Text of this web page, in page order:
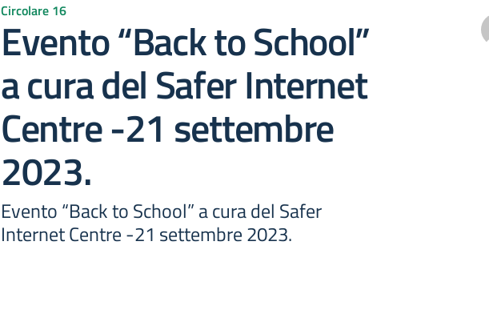
Circolare 16
Evento “Back to School”
a cura del Safer Internet
Centre -21 settembre
2023.
Evento “Back to School” a cura del Safer
Internet Centre -21 settembre 2023.